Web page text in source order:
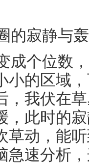
的寂静与
成个位数
小的区域
，我伏在
，此时的
草动，能
急速分析